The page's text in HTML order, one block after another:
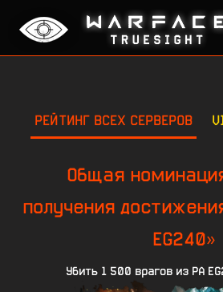
РЕЙТИНГ ВСЕХ СЕРВЕРОВ
Общая
получения
EG240»
Убить 1 500 врагов из PA